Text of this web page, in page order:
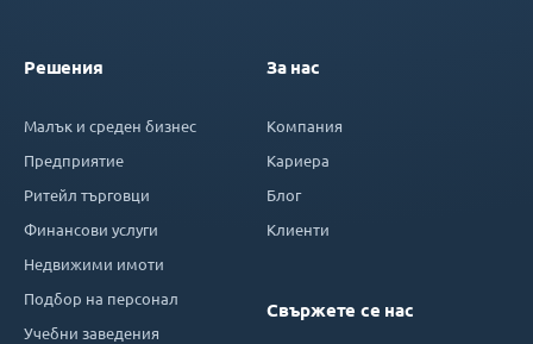
Решения
Малък и среден бизнес
Предприятие
Ритейл търговци
Финансови услуги
Недвижими имоти
Подбор на персонал
Учебни заведения
За нас
Компания
Кариера
Блог
Клиенти
Свържете се нас